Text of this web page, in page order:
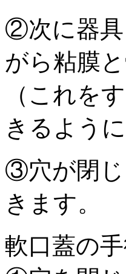
②次に器具
がら粘膜
（これを
きるよう
③穴が閉じ
きます。
軟口蓋の